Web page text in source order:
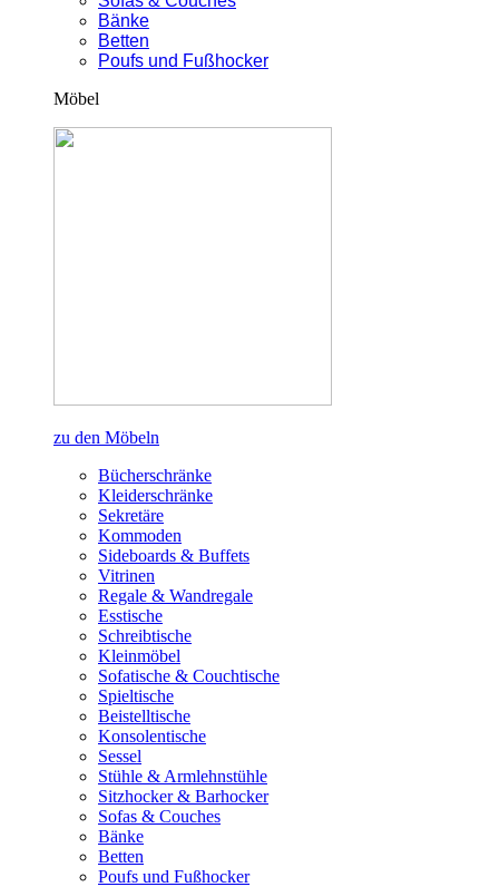
Bänke
Betten
Poufs und Fußhocker
Möbel
zu den Möbeln
Bücherschränke
Kleiderschränke
Sekretäre
Kommoden
Sideboards & Buffets
Vitrinen
Regale & Wandregale
Esstische
Schreibtische
Kleinmöbel
Sofatische & Couchtische
Spieltische
Beistelltische
Konsolentische
Sessel
Stühle & Armlehnstühle
Sitzhocker & Barhocker
Sofas & Couches
Bänke
Betten
Poufs und Fußhocker